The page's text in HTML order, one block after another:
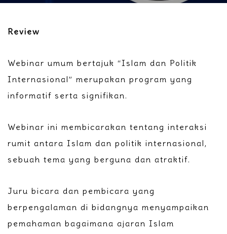
Review
Webinar umum bertajuk “Islam dan Politik
Internasional” merupakan program yang
informatif serta signifikan.
Webinar ini membicarakan tentang interaksi
rumit antara Islam dan politik internasional,
sebuah tema yang berguna dan atraktif.
Juru bicara dan pembicara yang
berpengalaman di bidangnya menyampaikan
pemahaman bagaimana ajaran Islam